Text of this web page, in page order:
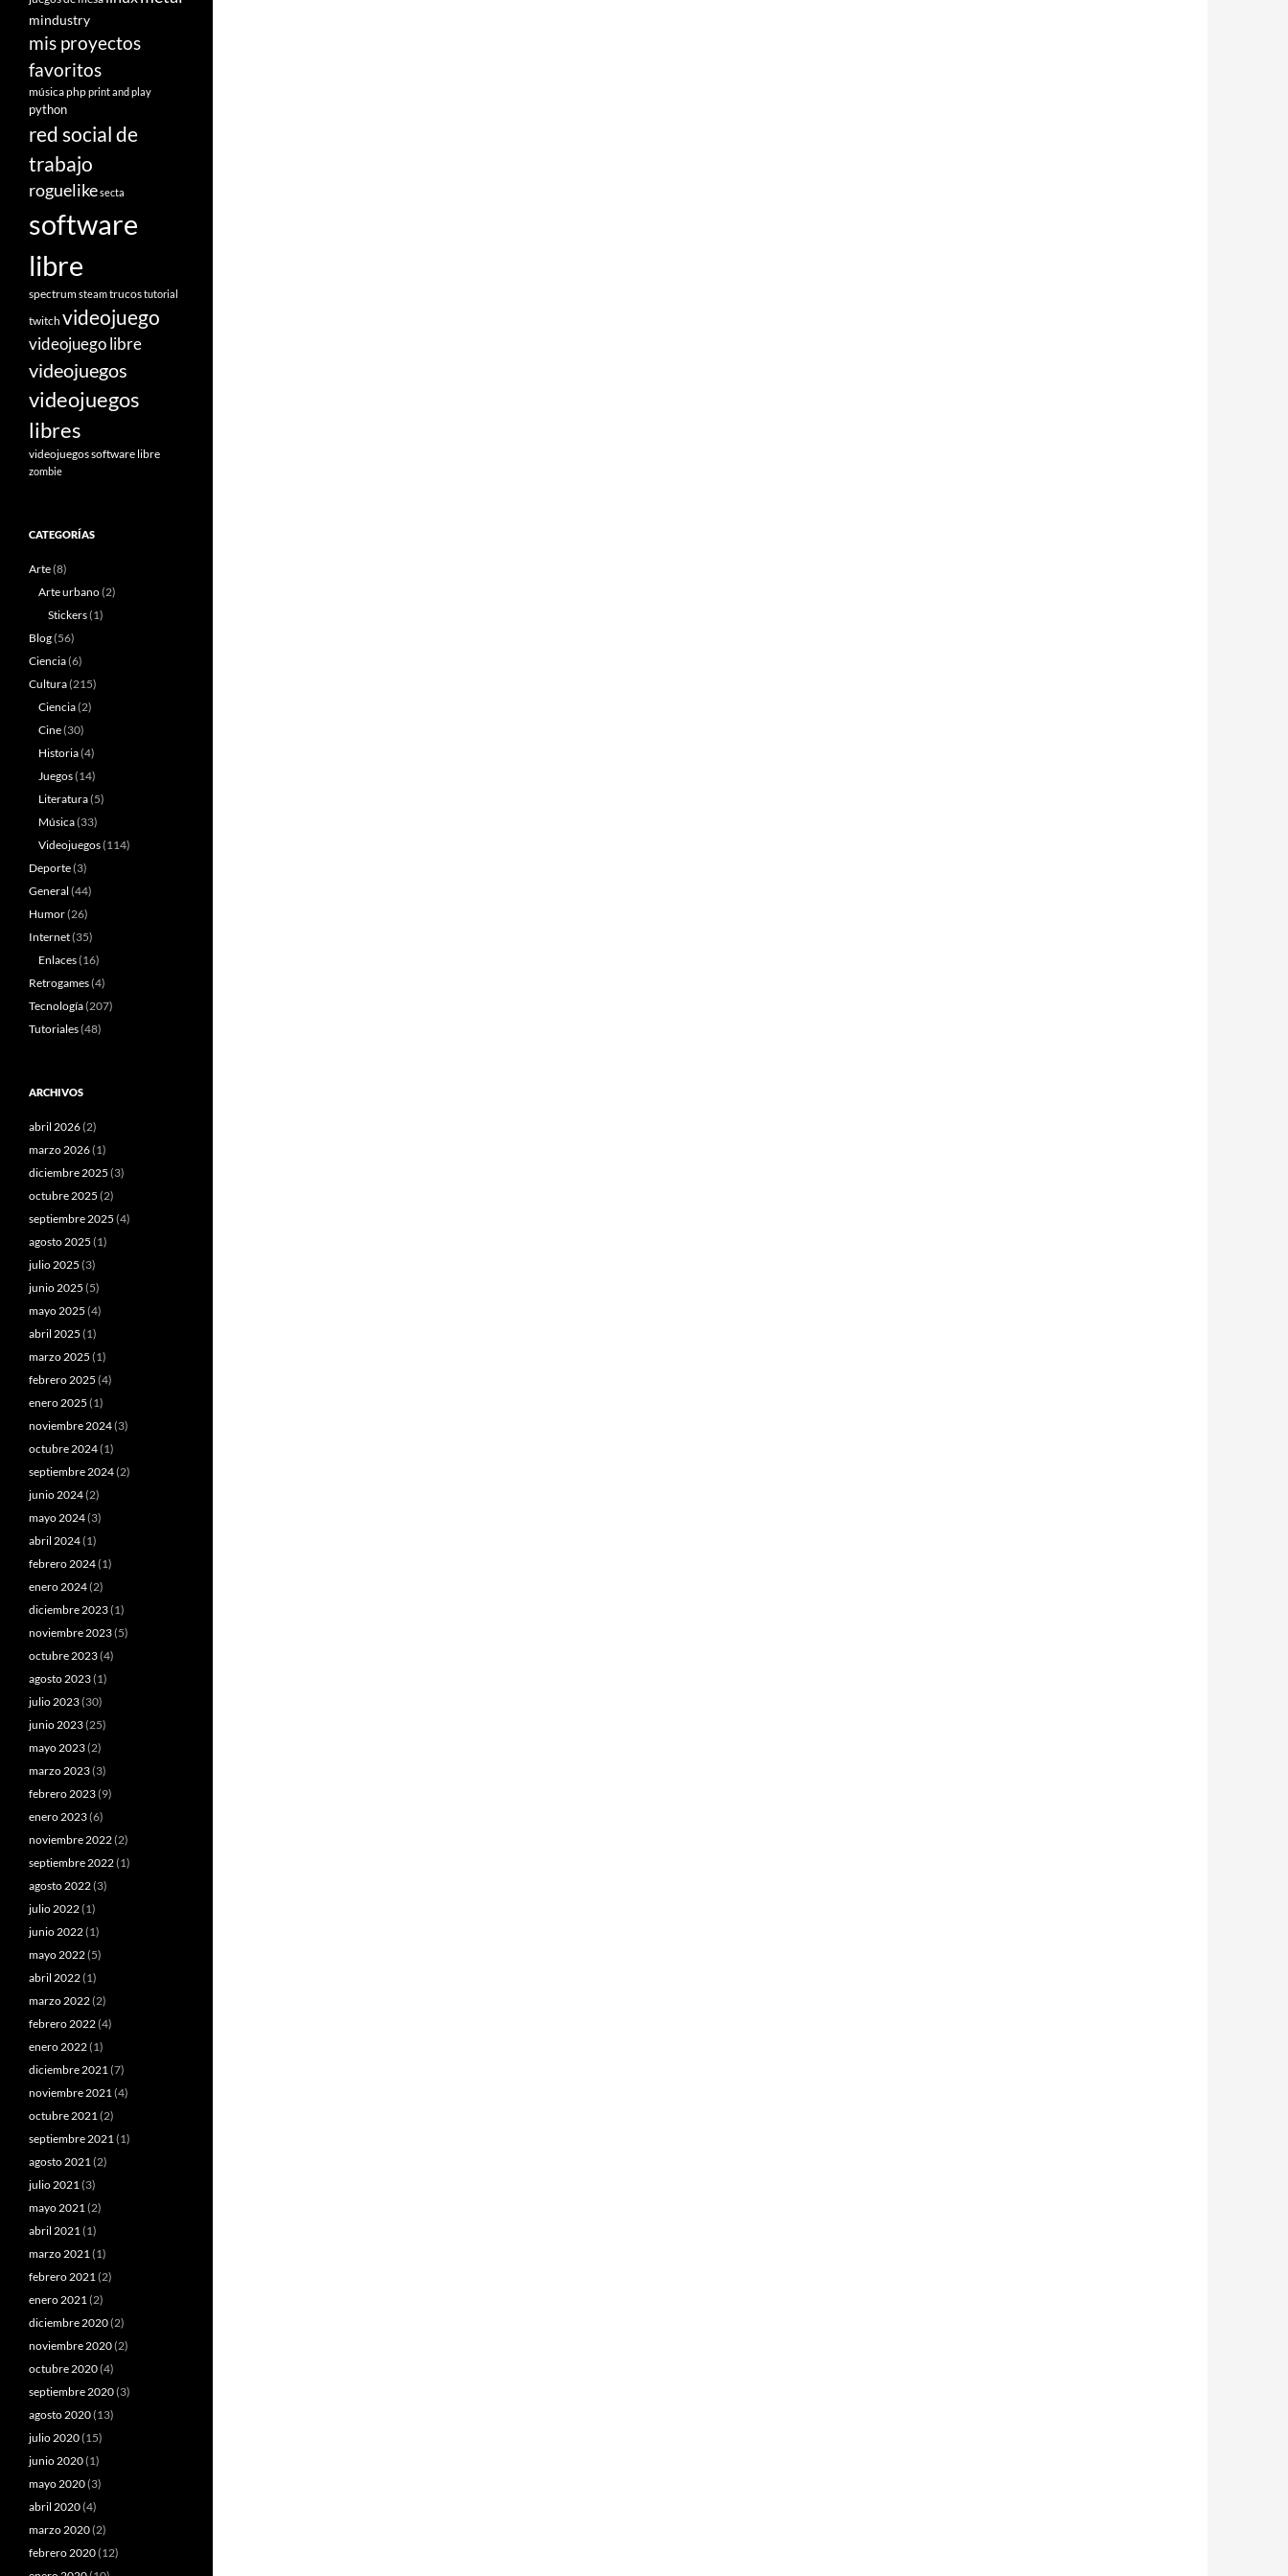
mindustry
mis proyectos
favoritos
músicaphpprint and play
python
red social de
trabajo
roguelikesecta
software
libre
spectrumsteamtrucostutorial
twitch videojuego
videojuego libre
videojuegos
videojuegos
libres
videojuegos software libre
zombie
CATEGORÍAS
Arte(8)
Arte urbano(2)
Stickers(1)
Blog(56)
Ciencia(6)
Cultura(215)
Ciencia(2)
Cine(30)
Historia(4)
Juegos(14)
Literatura(5)
Música(33)
Videojuegos(114)
Deporte(3)
General (44)
Humor(26)
Internet(35)
Enlaces(16)
Retrogames(4)
Tecnología(207)
Tutoriales(48)
ARCHIVOS
abril 2026(2)
marzo 2026(1)
diciembre 2025 (3)
octubre 2025 (2)
septiembre 2025 (4)
agosto 2025 (1)
julio 2025 (3)
junio 2025 (5)
mayo 2025 (4)
abril 2025 (1)
marzo 2025 (1)
febrero 2025 (4)
enero 2025 (1)
noviembre 2024(3)
octubre 2024(1)
septiembre 2024(2)
junio 2024(2)
mayo 2024(3)
abril 2024(1)
febrero 2024(1)
enero 2024(2)
diciembre 2023(1)
noviembre 2023(5)
octubre 2023(4)
agosto 2023(1)
julio 2023(30)
junio 2023(25)
mayo 2023(2)
marzo 2023(3)
febrero 2023(9)
enero 2023(6)
noviembre 2022(2)
septiembre 2022(1)
agosto 2022(3)
julio 2022(1)
junio 2022(1)
mayo 2022(5)
abril 2022(1)
marzo 2022(2)
febrero 2022(4)
enero 2022(1)
diciembre 2021(7)
noviembre 2021(4)
octubre 2021(2)
septiembre 2021(1)
agosto 2021(2)
julio 2021(3)
mayo 2021(2)
abril 2021(1)
marzo 2021(1)
febrero 2021(2)
enero 2021(2)
diciembre 2020(2)
noviembre 2020(2)
octubre 2020(4)
septiembre 2020(3)
agosto 2020(13)
julio 2020(15)
junio 2020(1)
mayo 2020(3)
abril 2020(4)
marzo 2020(2)
febrero 2020(12)